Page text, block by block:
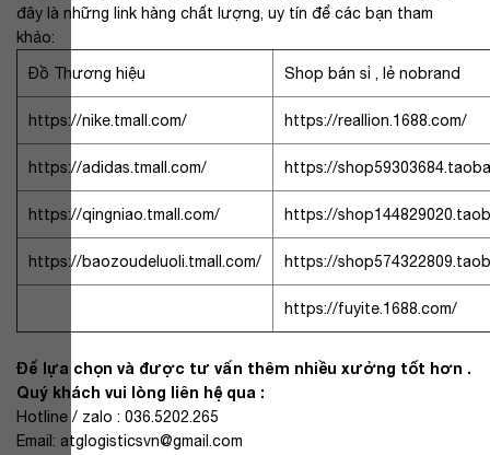
đây là những link hàng chất lượng, uy tín để các bạn tham
khảo:
Đồ Thương hiệu Shop bán sỉ , lẻ nobrand
https://nike.tmall.com/ https://reallion.1688.com/
https://adidas.tmall.com/ https://
https://qingniao.tmall.com/ https://
https://baozoudeluoli.tmall.com/ https://
https://fuyite.1688.com/
Để lựa chọn và được tư vấn thêm nhiều xưởng tốt hơn .
Quý khách vui lòng liên hệ qua :
Hotline / zalo : 036.5202.265
Email: atglogisticsvn@gmail.com